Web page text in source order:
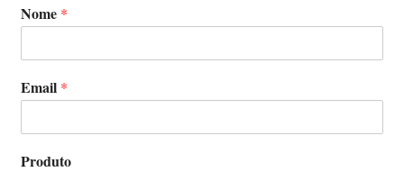
Nome *
Email *
Produto